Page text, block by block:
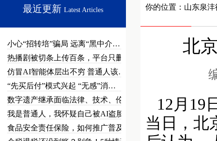
最近更新 Latest Articles
小心“招转培”骗局 远离“黑中介…
热播剧被切条上传百条，平台只删不…
仿冒AI智能体层出不穷 普通人该…
“先买后付”模式兴起 “无感”消…
数字遗产继承面临法律、技术、伦理…
我是普通人，我怀疑自己被AI盗脸…
食品安全责任保险，如何推广普及？
你的位置： 山东泉
北
12月19
当日，北